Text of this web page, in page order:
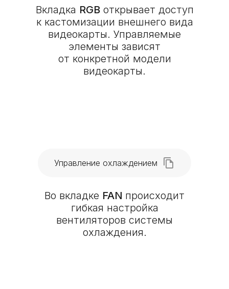
Вкладка RGBоткрывает доступ
к кастомизации внешнего вида
видеокарты. Управляемые
элементы зависят
от конкретной модели
видеокарты.
Управление охлаждением
Во вкладке FAN происходит
гибкая настройка
вентиляторов системы
охлаждения.